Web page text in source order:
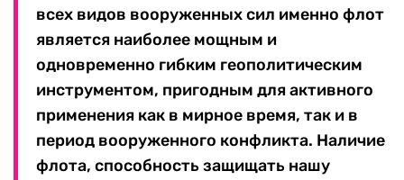
всех видов вооруженных сил именно флот
является наиболее мощным и
одновременно гибким геополитическим
инструментом, пригодным для активного
применения как в мирное время, так и в
период вооруженного конфликта. Наличие
флота, способность защищать нашу